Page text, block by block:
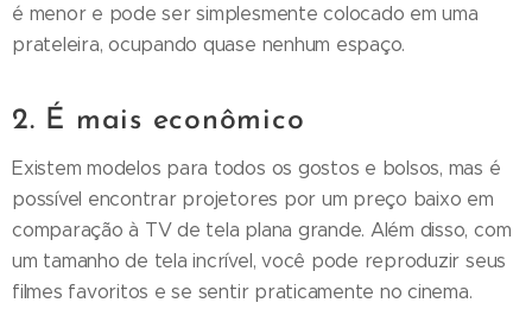
é menor e pode ser simplesmente colocado em uma
prateleira, ocupando quase nenhum espaço.
2. É mais econômico
Existem modelos para todos os gostos e bolsos, mas é
possível encontrar projetores por um preço baixo em
comparação à TV de tela plana grande. Além disso, com
um tamanho de tela incrível, você pode reproduzir seus
filmes favoritos e se sentir praticamente no cinema.